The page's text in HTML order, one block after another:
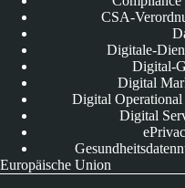
CSA-
Digitale-
Digital-
Digital
Digital
Digital
Europäische Union